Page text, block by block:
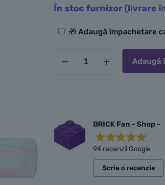
În stoc furnizor (livrare
Opțiuni
🎁 Adaugă împachetare
Sparkle
Adaugă
BRICK Fan - Shop -
94 recenzii Google
Scrie o recenzie